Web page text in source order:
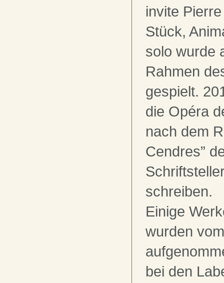
invite
Stück,
solo wurde
Rahmen
gespielt.
die Opéra
nach dem
Cendres”
schreiben.
Einige
wurden
bei den